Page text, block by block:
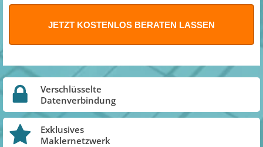
Verschlüsselte
Datenverbindung
Exklusives
Maklernetzwerk